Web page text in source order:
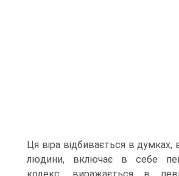
Ця віра відбивається в думках,
людини, включає в себе